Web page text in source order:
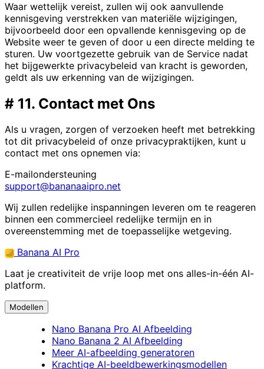
Waar wettelijk vereist, zullen wij ook aanvullende
kennisgeving verstrekken van materiële wijzigingen,
bijvoorbeeld door een opvallende kennisgeving op de
Website weer te geven of door u een directe melding te
sturen. Uw voortgezette gebruik van de Service nadat
het bijgewerkte privacybeleid van kracht is geworden,
geldt als uw erkenning van de wijzigingen.
# 11. Contact met Ons
Als u vragen, zorgen of verzoeken heeft met betrekking
tot dit privacybeleid of onze privacypraktijken, kunt u
contact met ons opnemen via:
E-mailondersteuning
support@bananaaipro.net
Wij zullen redelijke inspanningen leveren om te reageren
binnen een commercieel redelijke termijn en in
overeenstemming met de toepasselijke wetgeving.
Banana AI Pro
Laat je creativiteit de vrije loop met ons alles-in-één AI-
platform.
Modellen
Nano Banana Pro AI Afbeelding
Nano Banana 2 AI Afbeelding
Meer AI-afbeelding generatoren
Krachtige AI-beeldbewerkingsmodellen